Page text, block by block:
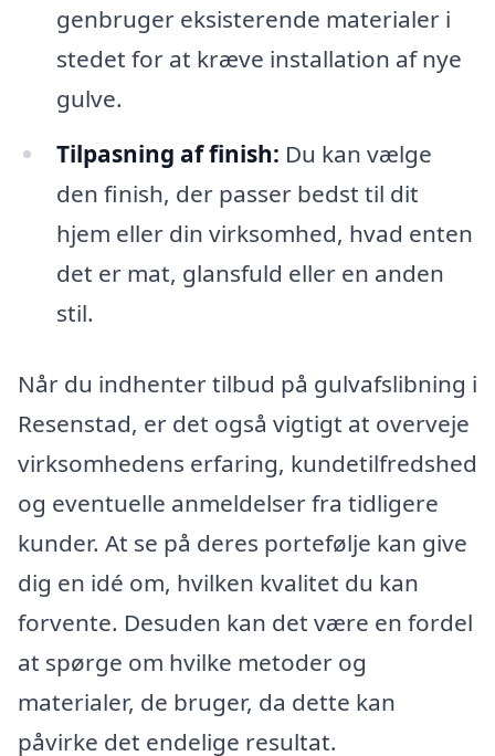
genbruger eksisterende materialer i
stedet for at kræve installation af nye
gulve.
Tilpasning af finish: Du kan vælge
den finish, der passer bedst til dit
hjem eller din virksomhed, hvad enten
det er mat, glansfuld eller en anden
stil.
Når du indhenter tilbud på gulvafslibning i
Resenstad, er det også vigtigt at overveje
virksomhedens erfaring, kundetilfredshed
og eventuelle anmeldelser fra tidligere
kunder. At se på deres portefølje kan give
dig en idé om, hvilken kvalitet du kan
forvente. Desuden kan det være en fordel
at spørge om hvilke metoder og
materialer, de bruger, da dette kan
påvirke det endelige resultat.